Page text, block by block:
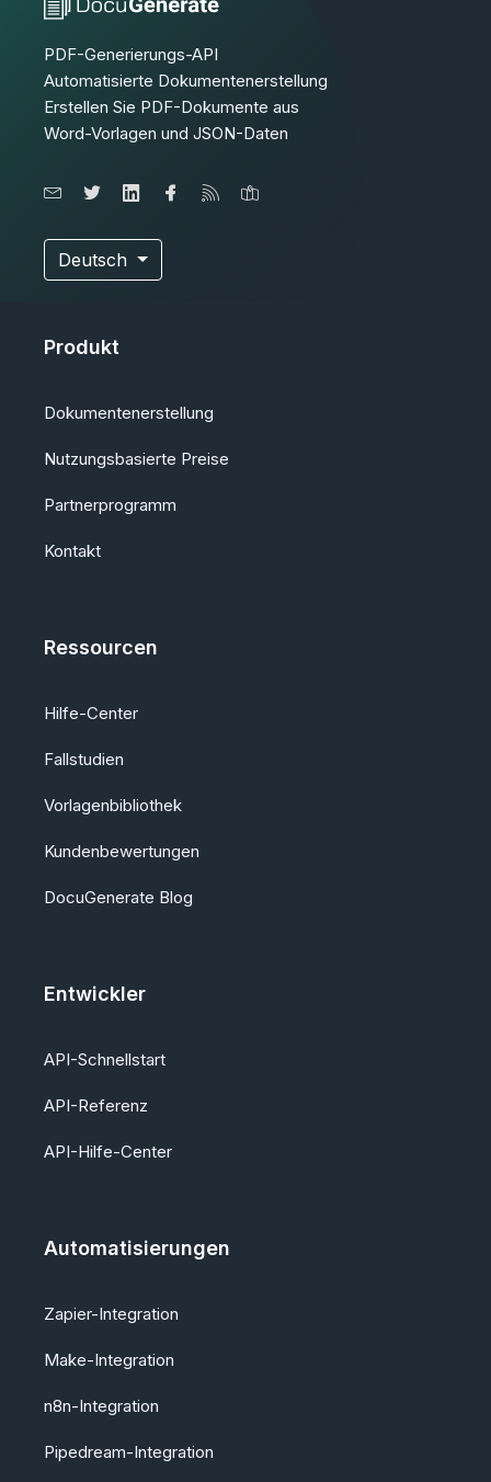
PDF-Generierungs-API
Automatisierte Dokumentenerstellung
Erstellen Sie PDF-Dokumente aus
Word-Vorlagen und JSON-Daten
Deutsch
Produkt
Dokumentenerstellung
Nutzungsbasierte Preise
Partnerprogramm
Kontakt
Ressourcen
Hilfe-Center
Fallstudien
Vorlagenbibliothek
Kundenbewertungen
DocuGenerate Blog
Entwickler
API-Schnellstart
API-Referenz
API-Hilfe-Center
Automatisierungen
Zapier-Integration
Make-Integration
n8n-Integration
Pipedream-Integration